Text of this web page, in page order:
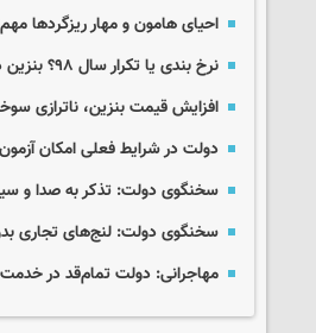
احیای هامون و مهار ریزگردها
نرخ بندی یا تکرار سال ۹۸؟ بنزین در تله‌ ناترازی و بی‌اعتمادی
افزایش قیمت بنزین، ناترازی
دولت در شرایط فعلی امکان
سخنگوی دولت: تذکر به صدا و
سخنگوی دولت: لنج‌های تجاری
مهاجرانی: دولت تمام‌قد در